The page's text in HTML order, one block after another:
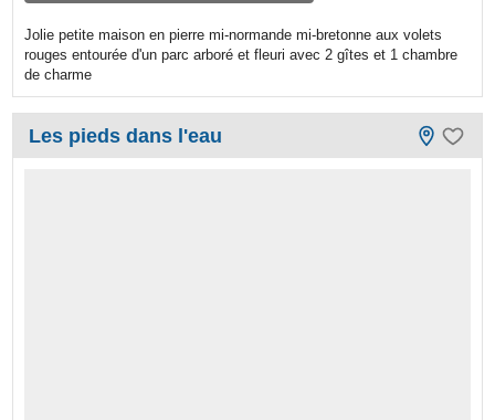
Jolie petite maison en pierre mi-normande mi-bretonne aux volets
rouges entourée d'un parc arboré et fleuri avec 2 gîtes et 1 chambre
de charme
Les pieds dans l'eau